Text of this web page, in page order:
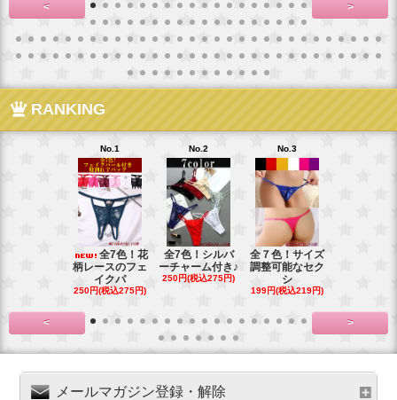
< >
RANKING
No.1
全7色！花
柄レースのフェ
イクパ
250円(税込275円)
No.2
全7色！シルバ
ーチャーム付き♪
250円(税込275円)
No.3
全７色！サイズ
調整可能なセク
シ
199円(税込219円)
< >
メールマガジン登録・解除